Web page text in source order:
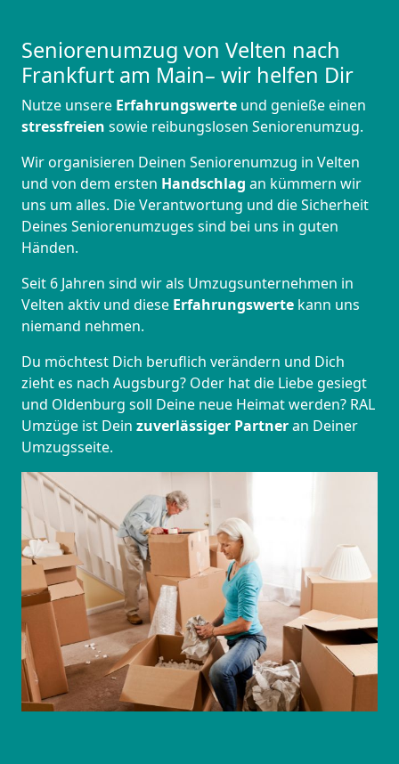
Seniorenumzug von Velten nach
Frankfurt am Main– wir helfen Dir
Nutze unsere Erfahrungswerte und genieße einen
stressfreien sowie reibungslosen Seniorenumzug.
Wir organisieren Deinen Seniorenumzug in Velten
und von dem ersten Handschlag an kümmern wir
uns um alles. Die Verantwortung und die Sicherheit
Deines Seniorenumzuges sind bei uns in guten
Händen.
Seit 6 Jahren sind wir als Umzugsunternehmen in
Velten aktiv und diese Erfahrungswerte kann uns
niemand nehmen.
Du möchtest Dich beruflich verändern und Dich
zieht es nach Augsburg? Oder hat die Liebe gesiegt
und Oldenburg soll Deine neue Heimat werden? RAL
Umzüge ist Dein zuverlässiger Partneran Deiner
Umzugsseite.